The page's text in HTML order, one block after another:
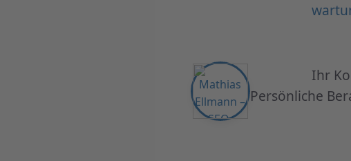
Ihr
Persönliche